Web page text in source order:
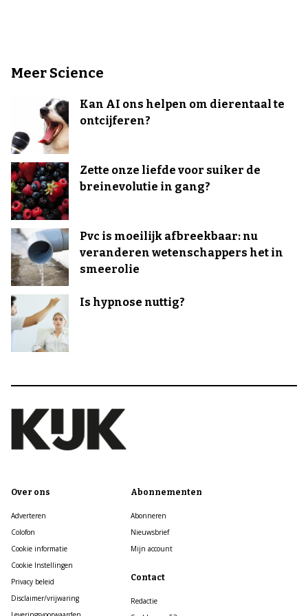
Meer Science
Kan AI ons helpen om dierentaal te
ontcijferen?
Zette onze liefde voor suiker de
breinevolutie in gang?
Pvc is moeilijk afbreekbaar: nu
veranderen wetenschappers het in
smeerolie
Is hypnose nuttig?
Over ons
Adverteren
Colofon
Cookie informatie
Cookie Instellingen
Privacy beleid
Disclaimer/vrijwaring
Abonnementen
Abonneren
Nieuwsbrief
Mijn account
Contact
Redactie